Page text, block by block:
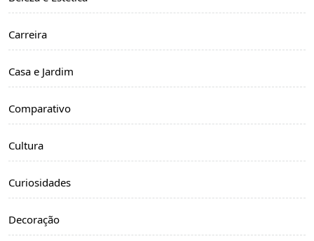
Carreira
Casa e Jardim
Comparativo
Cultura
Curiosidades
Decoração